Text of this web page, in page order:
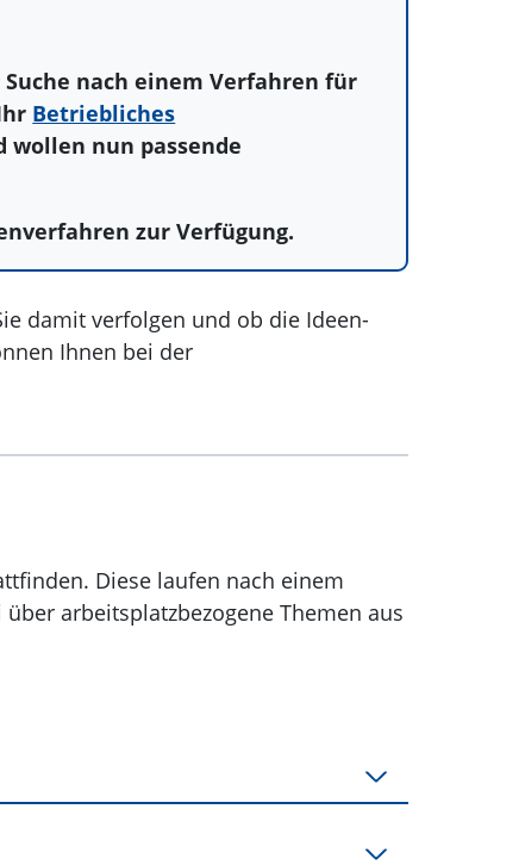
nach einem Verfahren für
Betriebliches
wollen nun passende
zur Verfügung.
damit verfolgen und ob die Ideen-
Ihnen bei der
Diese laufen nach einem
arbeitsplatzbezogene Themen aus